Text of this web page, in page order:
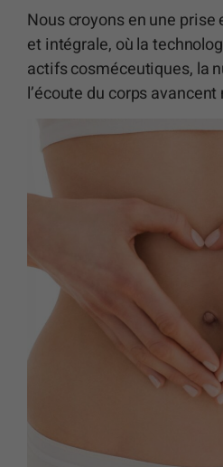
Nous croyons en une
et intégrale, où la
actifs cosméceutiques, la
l’écoute du corps